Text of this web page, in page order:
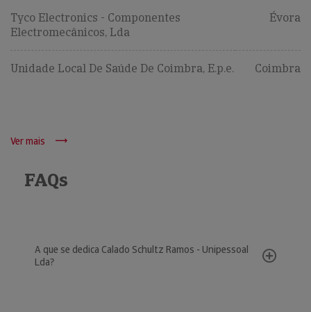
Tyco Electronics - Componentes
Electromecânicos, Lda
Évora
Unidade Local De Saúde De Coimbra, E.p.e. Coimbra
Ver mais
FAQs
A que se dedica Calado Schultz Ramos - Unipessoal
Lda?